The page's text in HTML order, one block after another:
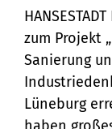
saniert
zum Projekt
Sanierung
Lüneburg
haben